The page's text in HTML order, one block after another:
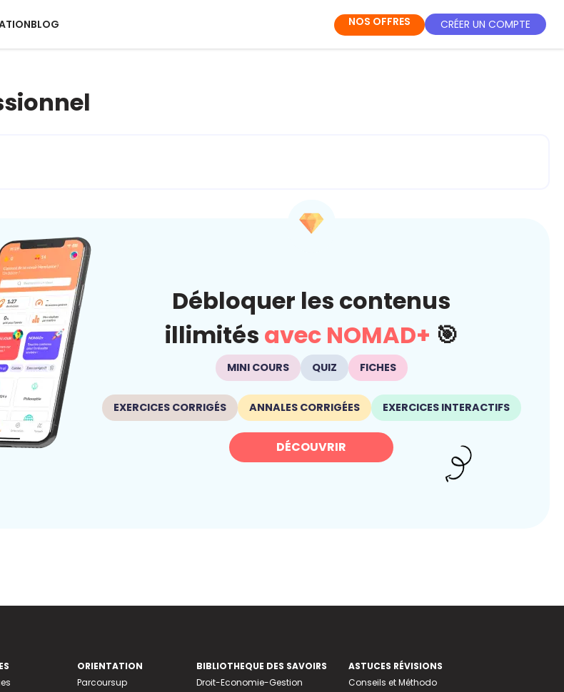
BLOG NOS OFFRES CRÉER UN COMPTE
Débloquer les contenus
illimités avec NOMAD+ 🎯
MINI COURS QUIZ FICHES
EXERCICES CORRIGÉS ANNALES CORRIGÉES EXERCICES INTERACTIFS
DÉCOUVRIR
ORIENTATION
Parcoursup
BIBLIOTHEQUE DES SAVOIRS
Droit-Economie-Gestion
ASTUCES RÉVISIONS
Conseils et Méthodo